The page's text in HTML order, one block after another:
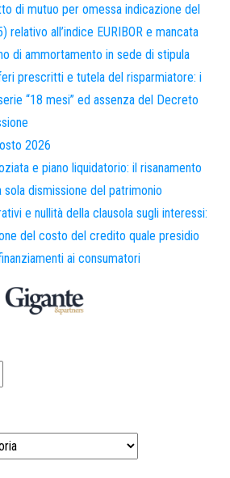
di mutuo per omessa indicazione del
relativo all’indice EURIBOR e mancata
di ammortamento in sede di stipula
prescritti e tutela del risparmiatore: i
“18 mesi” ed assenza del Decreto
2026
e piano liquidatorio: il risanamento
dismissione del patrimonio
e nullità della clausola sugli interessi:
del costo del credito quale presidio
ai consumatori